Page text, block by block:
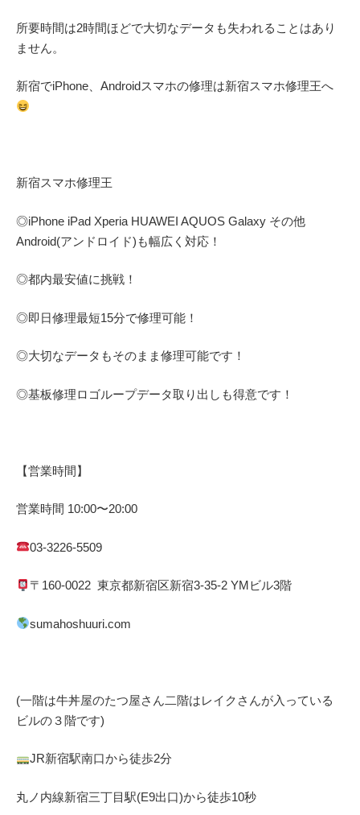
所要時間は2時間ほどで大切なデータも失われることはあり
ません。
新宿でiPhone、Androidスマホの修理は新宿スマホ修理王へ
新宿スマホ修理王
◎iPhone iPad Xperia HUAWEI AQUOS Galaxy その他
Android(アンドロイド) も幅広く対応！
◎都内最安値に挑戦！
◎即日修理最短15分で修理可能！
◎大切なデータもそのまま修理可能です！
◎基板修理ロゴループデータ取り出しも得意です！
【営業時間】
営業時間 10:00〜20:00
03-3226-5509
〒 160-0022 東京都新宿区新宿3-35-2 YMビル3階
sumahoshuuri.com
(一階は牛丼屋のたつ屋さん二階はレイクさんが入っている
ビルの３階です)
JR新宿駅南口から徒歩2分
丸ノ内線新宿三丁目駅(E9出口)から徒歩10秒